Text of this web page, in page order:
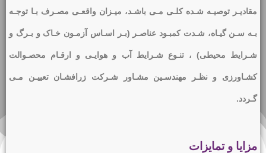
مقادیـر توصیـه شـده کلـی مـی باشـد، میـزان واقعـی مصـرف بـا توجـه
بـه سـن گیـاه، شـدت کمبـود عناصـر (بـر اسـاس آزمـون خـاک و بـرگ و
شـرایط محیطی) ، تنـوع شـرایط آب و هوایـی و ارقـام محصـوالت
کشـاورزی و نظـر مهندسـین مشـاور شـرکت زرافشـان تعییـن مـی
گـردد.
مزایا و تمایزات